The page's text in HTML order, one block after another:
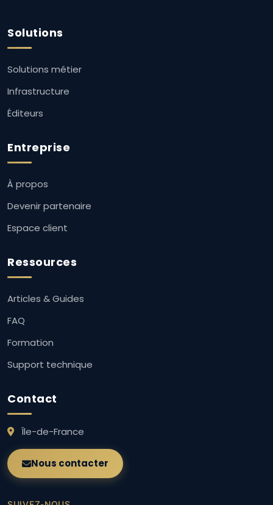
Solutions
Solutions métier
Infrastructure
Éditeurs
Entreprise
À propos
Devenir partenaire
Espace client
Ressources
Articles & Guides
FAQ
Formation
Support technique
Contact
Île-de-France
Nous contacter